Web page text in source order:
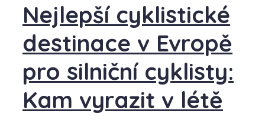
Nejlepší cyklistické
destinace v Evropě
pro silniční cyklisty:
Kam vyrazit v létě